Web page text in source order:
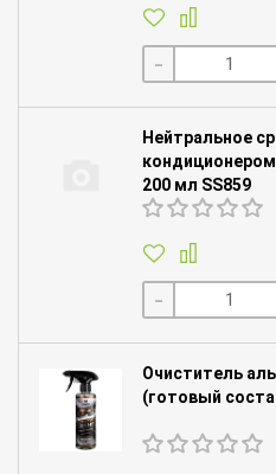
-
Нейтральное
200 мл SS859
-
Очиститель
(готовый